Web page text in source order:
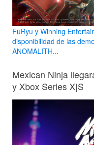
FuRyu y Winning
disponibilidad de las
ANOMALITH...
Mexican Ninja
y Xbox Series X|S